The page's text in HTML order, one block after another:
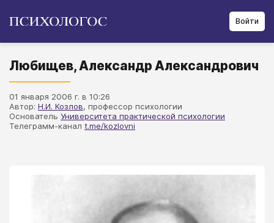
Войти
Любищев, Александр Александрович
01 января 2006 г. в 10:26
Автор: Н.И. Козлов, профессор психологии
Основатель Университета практической психологии
Телеграмм-канал t.me/kozlovni